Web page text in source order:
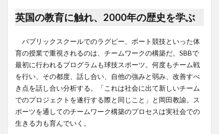
英国の教育に触れ、2000年の歴史を学ぶ
パブリックスクールでのラグビー、ボート競技といった体
育の授業で重視されるのは、チームワークの構築だ。SBBで
最初に行われるプログラムも球技スポーツ。何度もチーム戦
を行い、その都度、話し合い、自他の強みと弱み、改善すべ
き点を話し合い分析する。「これは社会に出て新しいチーム
でのプロジェクトを遂行する際と同じこと」と岡田教諭。ス
ポーツを通してのチームワーク構築のプロセスは実社会での
生きる力も育んでいく。